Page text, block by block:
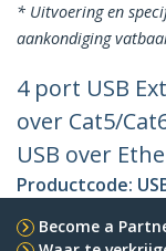
* Uitvoering en
aankondiging
4 port USB
over Cat5/
USB over
Productcode:
Become a